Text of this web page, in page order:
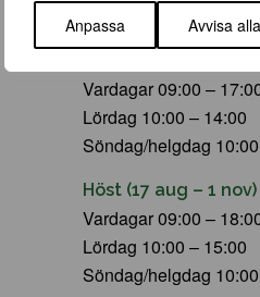
Anpassa Avvisa alla
Söndag/helgdag 10:00
Vardagar 09:00 –
Lördag 10:00 – 14:00
Söndag/helgdag
Höst (17 aug – 1 nov)
Vardagar 09:00 –
Lördag 10:00 – 15:00
Söndag/helgdag